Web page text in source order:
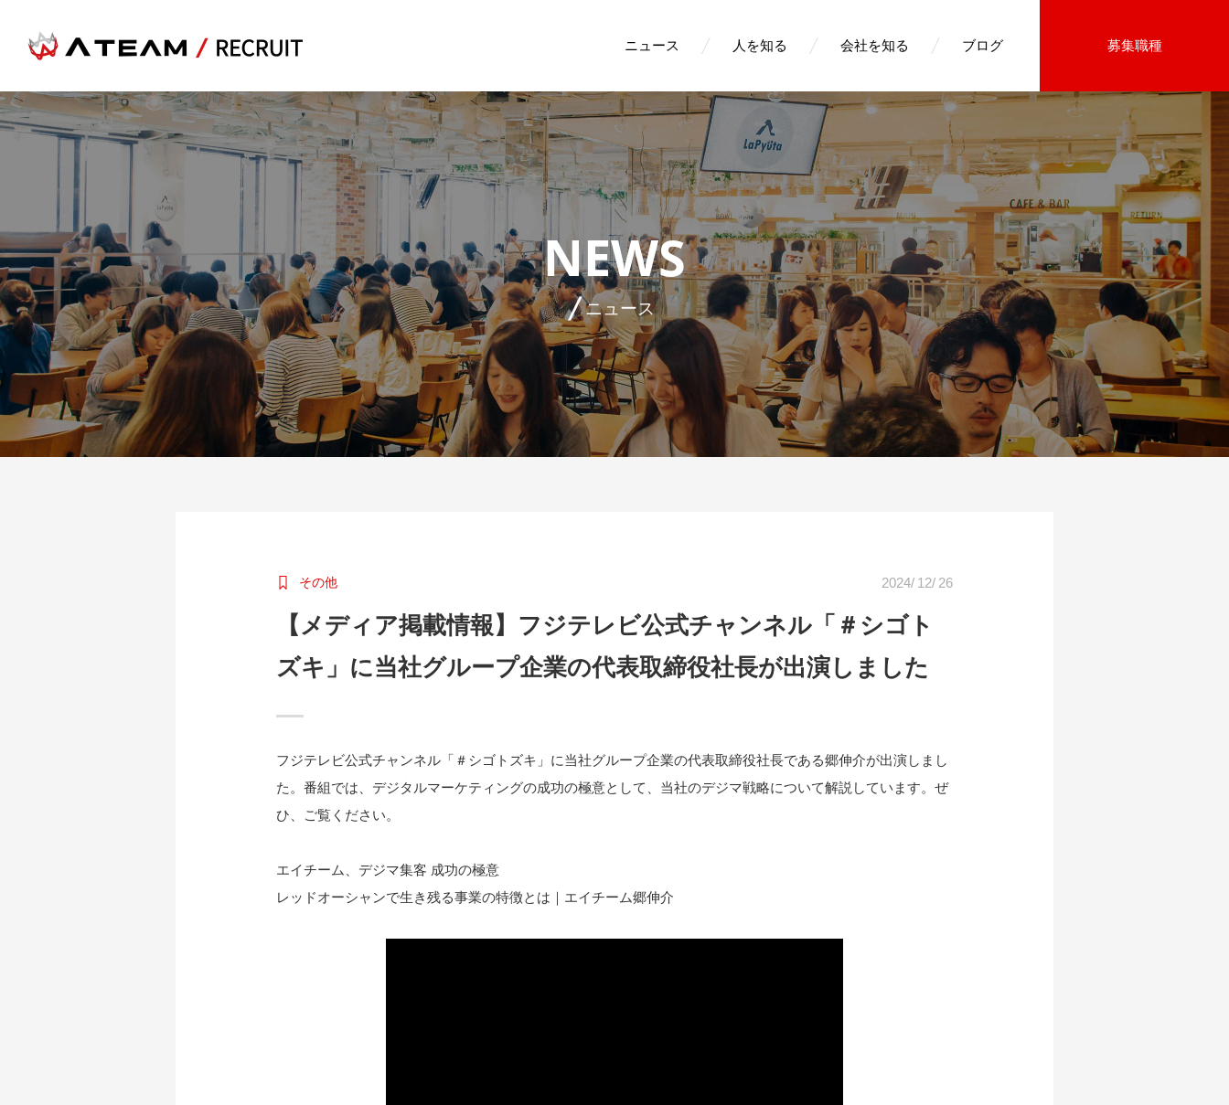
ニュース 人を知る 会社を知る ブログ 募集職種
NEWS
ニュース
その他 2024/ 12/ 26
【メディア掲載情報】フジテレビ公式チャンネル「＃シゴト
ズキ」に当社グループ企業の代表取締役社長が出演しました
フジテレビ公式チャンネル「＃シゴトズキ」に当社グループ企業の代表取締役社長である郷伸介が出演しまし
た。番組では、デジタルマーケティングの成功の極意として、当社のデジマ戦略について解説しています。ぜ
ひ、ご覧ください。
エイチーム、デジマ集客 成功の極意
レッドオーシャンで生き残る事業の特徴とは｜エイチーム郷伸介